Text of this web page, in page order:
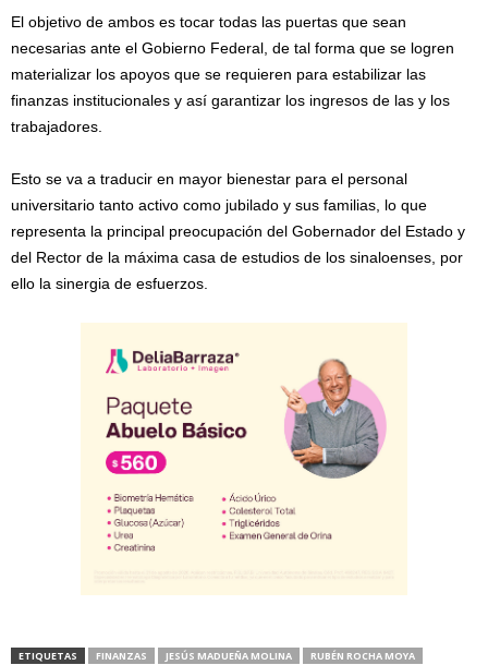
El objetivo de ambos es tocar todas las puertas que sean
necesarias ante el Gobierno Federal, de tal forma que se logren
materializar los apoyos que se requieren para estabilizar las
finanzas institucionales y así garantizar los ingresos de las y los
trabajadores.
Esto se va a traducir en mayor bienestar para el personal
universitario tanto activo como jubilado y sus familias, lo que
representa la principal preocupación del Gobernador del Estado y
del Rector de la máxima casa de estudios de los sinaloenses, por
ello la sinergia de esfuerzos.
ETIQUETAS FINANZAS JESÚS MADUEÑA MOLINA RUBÉN ROCHA MOYA